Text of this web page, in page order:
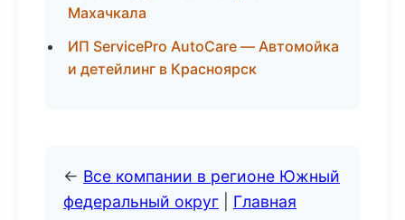
Махачкала
ИП ServicePro AutoCare — Автомойка
и детейлинг в Красноярск
← Все компании в регионе Южный
федеральный округ
Главная